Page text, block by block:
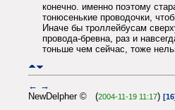
конечно. именно поэтому
тонюсенькие проводочки,
Иначе бы троллейбусам
провода-бревна, раз и
тоньше чем сейчас, тоже
← →
NewDelpher © (2004-11-19 11:17) [16]